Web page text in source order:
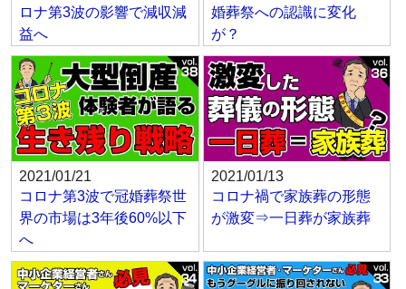
ロナ第3波の影響で減収減
益へ
婚葬祭への認識に変化
が？
2021/01/21
コロナ第3波で冠婚葬祭世
界の市場は3年後60%以下
へ
2021/01/13
コロナ禍で家族葬の形態
が激変⇒一日葬が家族葬